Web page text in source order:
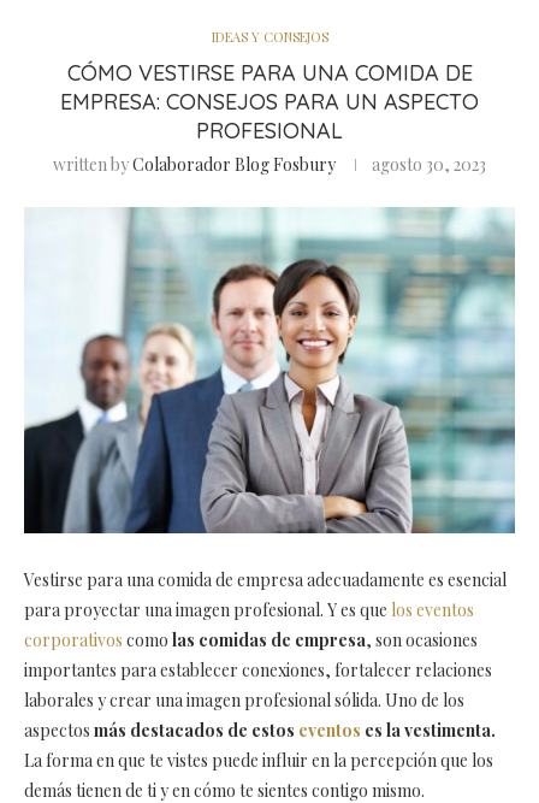
IDEAS Y CONSEJOS
CÓMO VESTIRSE PARA UNA COMIDA DE
EMPRESA: CONSEJOS PARA UN ASPECTO
PROFESIONAL
written byColaborador Blog Fosbury agosto 30, 2023
Vestirse para una comida de empresa adecuadamente es esencial
para proyectar una imagen profesional. Y es que los eventos
corporativos como las comidas de empresa, son ocasiones
importantes para establecer conexiones, fortalecer relaciones
laborales y crear una imagen profesional sólida. Uno de los
aspectos más destacados de estos eventos es la vestimenta.
La forma en que te vistes puede influir en la percepción que los
demás tienen de ti y en cómo te sientes contigo mismo.